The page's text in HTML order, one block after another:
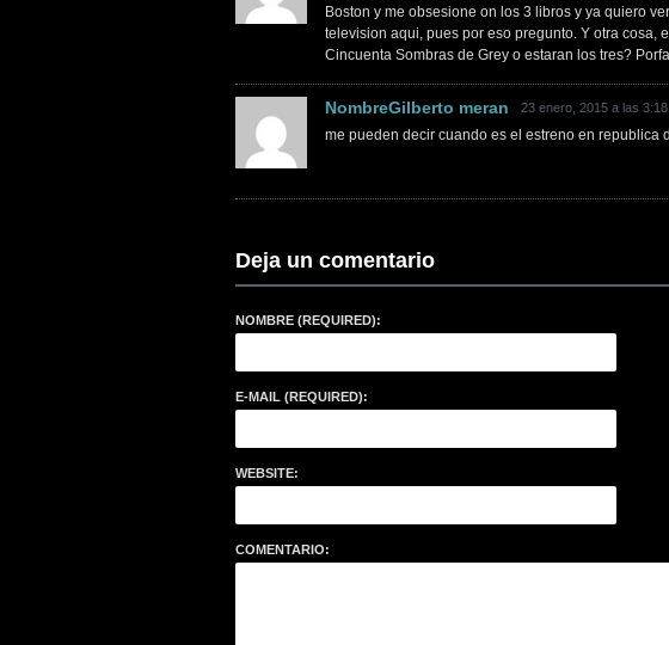
Boston y me obsesione on los 3 libros y ya quiero
television aqui, pues por eso pregunto. Y otra cosa,
Cincuenta Sombras de Grey o estaran los tres?
NombreGilberto meran 23 enero, 2015 a las 3:18
me pueden decir cuando es el estreno en republica
Deja un comentario
NOMBRE (REQUIRED):
E-MAIL (REQUIRED):
WEBSITE:
COMENTARIO: